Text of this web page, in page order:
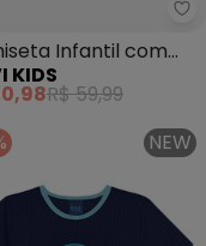
de Praia
Infantil com
(Azul)
KIDS
R$ 59,99
NEW